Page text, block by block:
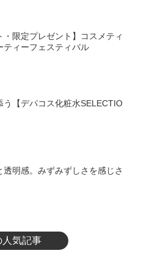
・限定プレゼント】コスメティ
ティーフェスティバル
う【デパコス化粧水SELECTIO
透明感。みずみずしさを感じさ
人気記事